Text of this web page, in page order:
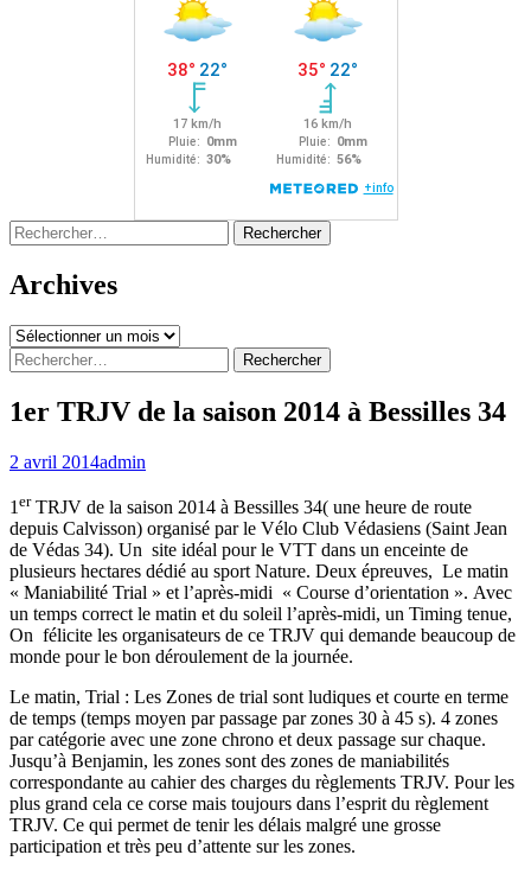
Rechercher :
Archives
Archives
Rechercher :
1er TRJV de la saison 2014 à Bessilles 34
2 avril 2014admin
1 erTRJV de la saison 2014 à Bessilles 34( une heure de route
depuis Calvisson) organisé par le Vélo Club Védasiens (Saint Jean
de Védas 34). Un site idéal pour le VTT dans un enceinte de
plusieurs hectares dédié au sport Nature. Deux épreuves, Le matin
« Maniabilité Trial » et l’après-midi « Course d’orientation ». Avec
un temps correct le matin et du soleil l’après-midi, un Timing tenue,
On félicite les organisateurs de ce TRJV qui demande beaucoup de
monde pour le bon déroulement de la journée.
Le matin, Trial : Les Zones de trial sont ludiques et courte en terme
de temps (temps moyen par passage par zones 30 à 45 s). 4 zones
par catégorie avec une zone chrono et deux passage sur chaque.
Jusqu’à Benjamin, les zones sont des zones de maniabilités
correspondante au cahier des charges du règlements TRJV. Pour les
plus grand cela ce corse mais toujours dans l’esprit du règlement
TRJV. Ce qui permet de tenir les délais malgré une grosse
participation et très peu d’attente sur les zones.